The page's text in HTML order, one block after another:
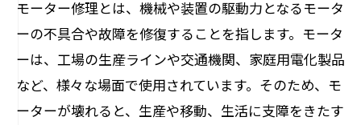
モーター修理とは、機械や装置の駆動力となるモータ
ーの不具合や故障を修復することを指します。モータ
ーは、工場の生産ラインや交通機関、家庭用電化製品
など、様々な場面で使用されています。そのため、モ
ーターが壊れると、生産や移動、生活に支障をきたす